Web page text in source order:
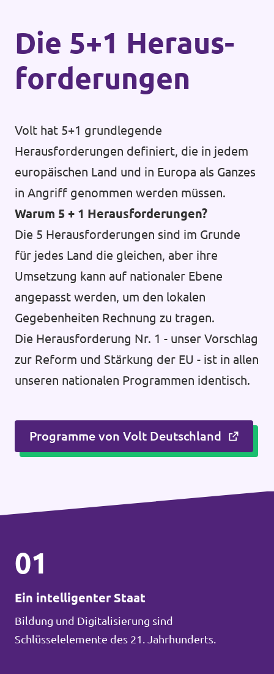
Die 5+1 Heraus­
forderungen
Volt hat 5+1 grundlegende
Herausforderungen definiert, die in jedem
europäischen Land und in Europa als Ganzes
in Angriff genommen werden müssen.
Warum 5 + 1 Herausforderungen?
Die 5 Herausforderungen sind im Grunde
für jedes Land die gleichen, aber ihre
Umsetzung kann auf nationaler Ebene
angepasst werden, um den lokalen
Gegebenheiten Rechnung zu tragen.
Die Herausforderung Nr. 1 - unser Vorschlag
zur Reform und Stärkung der EU - ist in allen
unseren nationalen Programmen identisch.
Programme von Volt Deutschland
01
Ein intelligenter Staat
Bildung und Digitalisierung sind
Schlüsselelemente des 21. Jahrhunderts.